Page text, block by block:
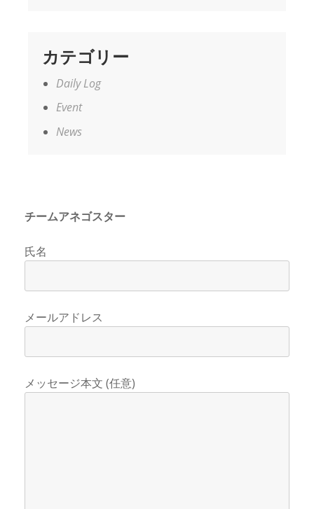
カテゴリー
Daily Log
Event
News
チームアネゴスター
氏名
メールアドレス
メッセージ本文 (任意)